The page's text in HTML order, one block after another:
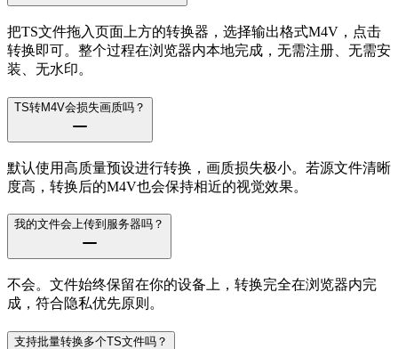
把TS文件拖入页面上方的转换器，选择输出格式M4V，点击
转换即可。整个过程在浏览器内本地完成，无需注册、无需安
装、无水印。
TS转M4V会损失画质吗？
默认使用高质量预设进行转换，画质损失极小。若源文件清晰
度高，转换后的M4V也会保持相近的视觉效果。
我的文件会上传到服务器吗？
不会。文件始终保留在你的设备上，转换完全在浏览器内完
成，符合隐私优先原则。
支持批量转换多个TS文件吗？